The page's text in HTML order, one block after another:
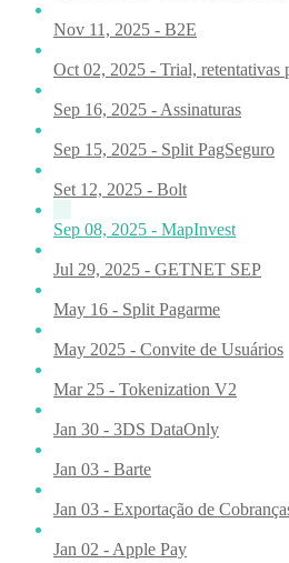
Nov 11, 2025 - B2E
Oct 02, 2025 - Trial, retentativas
Sep 16, 2025 - Assinaturas
Sep 15, 2025 - Split PagSeguro
Set 12, 2025 - Bolt
Sep 08, 2025 - MapInvest
Jul 29, 2025 - GETNET SEP
May 16 - Split Pagarme
May 2025 - Convite de Usuários
Mar 25 - Tokenization V2
Jan 30 - 3DS DataOnly
Jan 03 - Barte
Jan 03 - Exportação de
Jan 02 - Apple Pay